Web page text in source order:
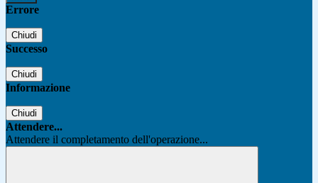
Errore
Chiudi
Successo
Chiudi
Informazione
Chiudi
Attendere...
Attendere il completamento dell'operazione...